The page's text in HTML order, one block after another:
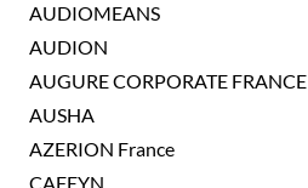
AUDIOMEANS
AUDION
AUGURE CORPORATE FRANCE
AUSHA
AZERION France
CAFEYN